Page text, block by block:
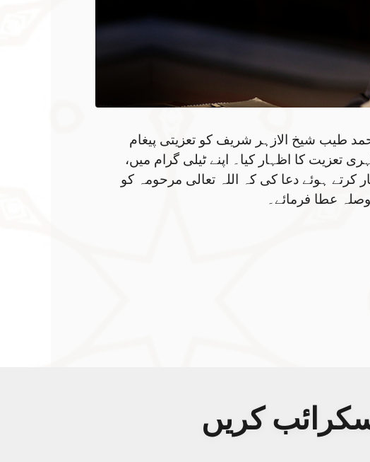
طیب شیخ الازہر شریف کو تعزیتی پیغام
کا اظہار کیا۔ اپنے ٹیلی گرام میں،
کرتے ہوئے دعا کی کہ اللہ تعالی مرحومہ کو
عطا فرمائے۔
کریں